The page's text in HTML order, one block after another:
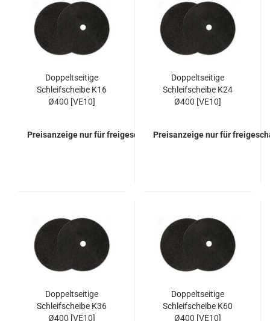
Doppeltseitige
Schleifscheibe K16
Ø400 [VE10]
Preisanzeige nur für freigeschaltete Kunden
Doppeltseitige
Schleifscheibe K24
Ø400 [VE10]
Preisanzeige nur für
Doppeltseitige
Schleifscheibe K36
Ø400 [VE10]
Doppeltseitige
Schleifscheibe K60
Ø400 [VE10]